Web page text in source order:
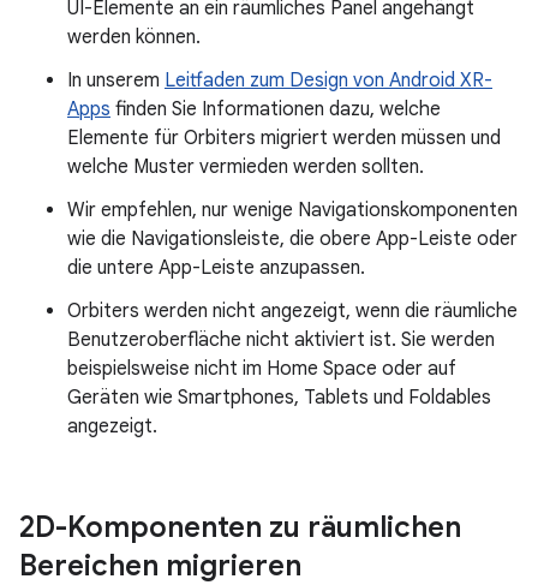
UI-Elemente an ein räumliches Panel angehängt
werden können.
In unserem Leitfaden zum Design von Android XR-
Apps finden Sie Informationen dazu, welche
Elemente für Orbiters migriert werden müssen und
welche Muster vermieden werden sollten.
Wir empfehlen, nur wenige Navigationskomponenten
wie die Navigationsleiste, die obere App-Leiste oder
die untere App-Leiste anzupassen.
Orbiters werden nicht angezeigt, wenn die räumliche
Benutzeroberfläche nicht aktiviert ist. Sie werden
beispielsweise nicht im Home Space oder auf
Geräten wie Smartphones, Tablets und Foldables
angezeigt.
2D-Komponenten zu räumlichen
Bereichen migrieren